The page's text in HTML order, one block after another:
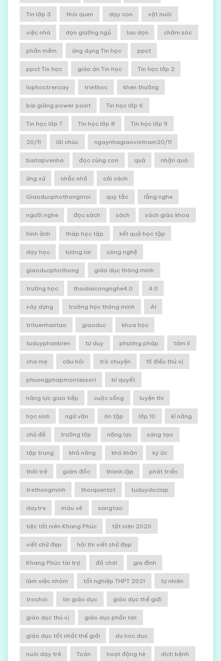
Tin lớp 3 thói quen dạy con vật nuôi
việc nhà dọn giường ngủ lau dọn chăm sóc
phần mềm ứng dụng Tin học ppct
ppct Tin học giáo án Tin học Tin học lớp 2
lophoctrencay triethoc khen thưởng
bài giảng power point Tin học lớp 6
Tin học lớp 7 Tin học lớp 8 Tin học lớp 9
20/11 lời chúc ngaynhagiaovietnam20/11
baitapvenha đọc cùng con quà nhận quà
ứng xử nhắc nhở cải cách
Giaoducphothongmoi quy tắc lắng nghe
người nghe đọc sách sách sách giáo khoa
hình ảnh tháp học tập kết quả học tập
dạy học tương lai công nghệ
giaoducphothong giáo dục thông minh
trường học thoidaicongnghe4.0 4.0
xây dựng trường học thông minh AI
trituenhantao giaoduc khoa học
tuduyphanbien tư duy phương pháp tâm lí
cha mẹ câu hỏi trò chuyện 15 điều thú vị
phuongphapmontessori bí quyết
năng lực giao tiếp cuộc sống luyện thi
học sinh ngữ văn ôn tập lớp 10 kĩ năng
chủ đề trường lớp năng lực sáng tạo
tập trung khả năng khó khăn ký ức
thời trẻ giám đốc thành lập phát triển
trethongminh thoiquentot tuduydoclap
daytre màu vẽ sangtao
tiệc tất niên Khang Phúc tất niên 2020
viết chữ đẹp hội thi viết chữ đẹp
Khang Phúc tài trợ đồ chơi gia đình
làm việc nhóm tốt nghiệp THPT 2021 tự nhiên
trochoi tin giáo dục giáo dục thế giới
giáo dục thú vị giáo dục phần lan
giáo dục tốt nhất thế giới du hoc duc
nuôi dạy trẻ Toán hoạt động hè dịch bệnh